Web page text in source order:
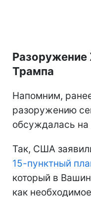
Трампа
Напомним,
разоружению
обсуждалась
Так, США
15-пунктный
который в
как